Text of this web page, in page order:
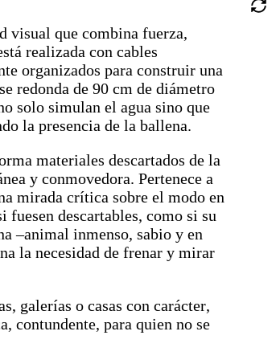
visual que combina fuerza,
realizada con cables
organizados para construir una
redonda de 90 cm de diámetro
solo simulan el agua sino que
la presencia de la ballena.
materiales descartados de la
y conmovedora. Pertenece a
mirada crítica sobre el modo en
descartables, como si su
–animal inmenso, sabio y en
la necesidad de frenar y mirar
galerías o casas con carácter,
contundente, para quien no se